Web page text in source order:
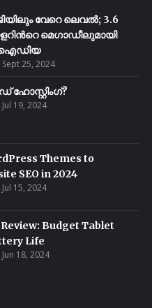
വേറെ ലെവൽ; 3.6
മെഗാഡീലുമായി
Sept 25, 2024
Jul 19, 2024
Themes to
SEO in 2024
Jul 15, 2024
Review: Budget Tablet
Life
Jun 18, 2024